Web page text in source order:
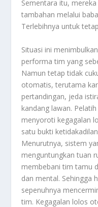
Sementara itu,
tambahan melalui
Terlebihnya untuk
Situasi ini
performa tim yang
Namun tetap tidak
otomatis, terutama
pertandingan, jeda
kandang lawan.
menyoroti kegagalan
satu bukti
Menurutnya, sistem
menguntungkan tuan
membebani tim tamu
dan mental. Sehingga
sepenuhnya
tim. Kegagalan lolos